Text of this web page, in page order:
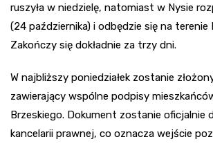
ruszyła w niedzielę, natomiast w Nysie
(24 października) i odbędzie się na terenie
Zakończy się dokładnie za trzy dni.
W najbliższy poniedziałek zostanie
zawierający wspólne podpisy
Brzeskiego. Dokument zostanie oficjalnie
kancelarii prawnej, co oznacza wejście